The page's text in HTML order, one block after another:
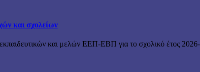
και σχολείων
και μελών ΕΕΠ-ΕΒΠ για το σχολικό έτος